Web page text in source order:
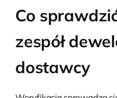
Co
zespół
dostawcy